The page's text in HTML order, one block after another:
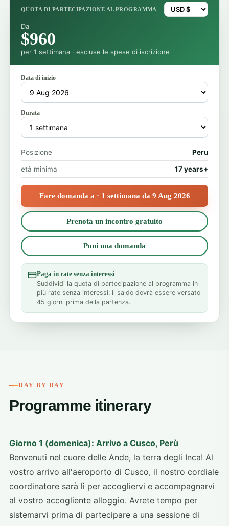
QUOTA DI PARTECIPAZIONE AL PROGRAMMA
Da
$960
per 1 settimana · escluse le spese di iscrizione
Data di inizio
Durata
Posizione Peru
età minima 17 years+
Fare domanda a · 1 settimana da 9 Aug 2026
Prenota un incontro gratuito
Poni una domanda
Paga in rate senza interessi
Suddividi la quota di partecipazione al programma in
più rate senza interessi: il saldo dovrà essere versato
45 giorni prima della partenza.
DAY BY DAY
Programme itinerary
Giorno 1 (domenica): Arrivo a Cusco, Perù
Benvenuti nel cuore delle Ande, la terra degli Inca! Al
vostro arrivo all'aeroporto di Cusco, il nostro cordiale
coordinatore sarà lì per accogliervi e accompagnarvi
al vostro accogliente alloggio. Avrete tempo per
sistemarvi prima di partecipare a una sessione di